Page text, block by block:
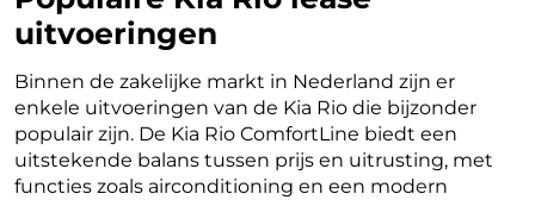
uitvoeringen
Binnen de zakelijke markt in Nederland zijn er
enkele uitvoeringen van de Kia Rio die bijzonder
populair zijn. De Kia Rio ComfortLine biedt een
uitstekende balans tussen prijs en uitrusting, met
functies zoals airconditioning en een modern